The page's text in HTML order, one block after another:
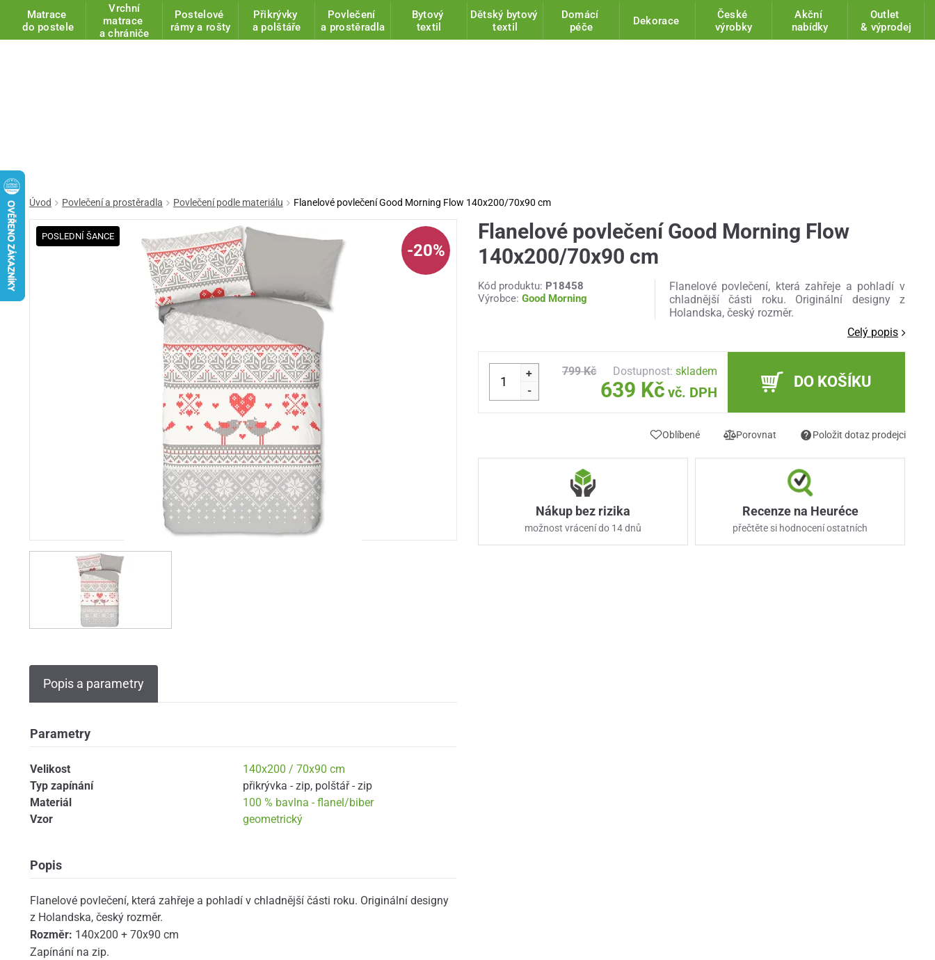
Matrace
do postele
Vrchní
matrace
a chrániče
Postelové
rámy a rošty
Přikrývky
a polštáře
Povlečení
a prostěradla
Bytový
textil
Dětský bytový
textil
Domácí
péče
Dekorace
České
výrobky
Akční
nabídky
Outlet
& výprodej
Úvod Povlečení a prostěradla Povlečení podle materiálu Flanelové povlečení Good Morning Flow 140x200/70x90 cm
POSLEDNÍ ŠANCE
-20%
Popis a parametry
Parametry
Velikost
140x200 / 70x90 cm
Typ zapínání
přikrývka - zip, polštář - zip
Materiál
100 % bavlna - flanel/biber
Vzor
geometrický
Popis
Flanelové povlečení, která zahřeje a pohladí v chladnější části roku. Originální designy
z Holandska, český rozměr.
Rozměr: 140x200 + 70x90 cm
Zapínání na zip.
Flanelové povlečení Good Morning Flow
140x200/70x90 cm
Kód produktu: P18458
Výrobce: Good Morning
Flanelové povlečení, která zahřeje a pohladí v
chladnější části roku. Originální designy z
Holandska, český rozměr.
Celý popis
+
-
799 Kč Dostupnost: skladem
639 Kč vč. DPH
DO KOŠÍKU
Oblíbené Porovnat Položit dotaz prodejci
Nákup bez rizika
možnost vrácení do 14 dnů
Recenze na Heuréce
přečtěte si hodnocení ostatních